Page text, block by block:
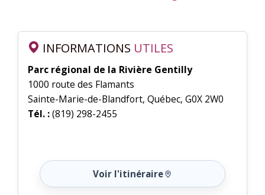
INFORMATIONS UTILES
Parc régional de la Rivière Gentilly
1000 route des Flamants
Sainte-Marie-de-Blandfort, Québec, G0X 2W0
Tél. :(819) 298-2455
Voir l'itinéraire